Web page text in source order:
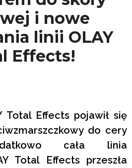
i nowe
linii OLAY
Effects!
Total Effects pojawił się
do cery
cała linia
Total Effects przeszła